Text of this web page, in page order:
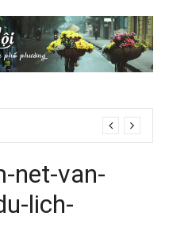
net-van-
lich-